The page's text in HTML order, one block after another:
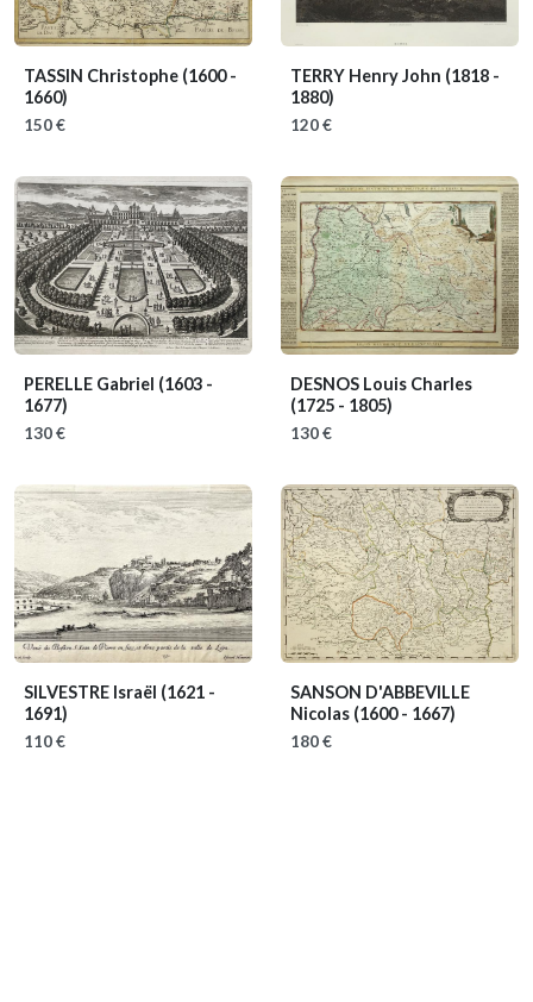
TASSIN Christophe (1600 -
1660)
150 €
TERRY Henry John (1818 -
1880)
120 €
PERELLE Gabriel (1603 -
1677)
130 €
DESNOS Louis Charles
(1725 - 1805)
130 €
SILVESTRE Israël (1621 -
1691)
110 €
SANSON D'ABBEVILLE
Nicolas (1600 - 1667)
180 €